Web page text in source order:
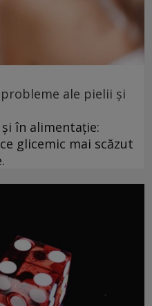
ale pielii și
în alimentație:
glicemic mai scăzut